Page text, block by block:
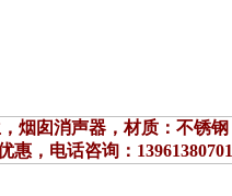
烟囱消声器，材质：不锈钢
惠，电话咨询：13961380701